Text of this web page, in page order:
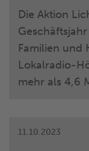
Die Aktion
Familien und
Lokalradio-
mehr als 4,6
erfolgreiches
11.10.2023